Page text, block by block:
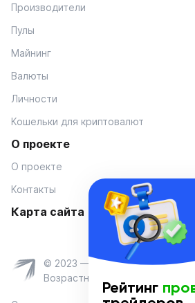
Производители
Пулы
Майнинг
Валюты
Личности
Кошельки для криптовалют
О проекте
О проекте
Контакты
Карта сайта
© 2023 — Coinmania
Возрастное ограничение 16+
Рейтинг